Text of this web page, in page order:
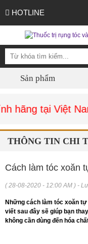
HOTLINE
Sản phẩm
hãng tại Việt
THÔNG TIN CHI
Cách làm tóc xoăn
( 28-08-2020 - 12:00 AM ) -
Những cách làm tóc xoăn
viết sau đây sẽ giúp bạn
không cần dùng đến hóa